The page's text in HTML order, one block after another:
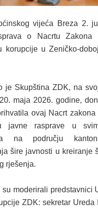
vijeća Breza 2.
o Nacrtu
korupcije u Zeničko-
je Skupština ZDK, na
maja 2026. godine,
ovaj Nacrt
javne rasprave u
na području
šire javnosti u kreiranje
rješenja.
su moderirali predstavnici
ZDK: sekretar Ureda
GODINA